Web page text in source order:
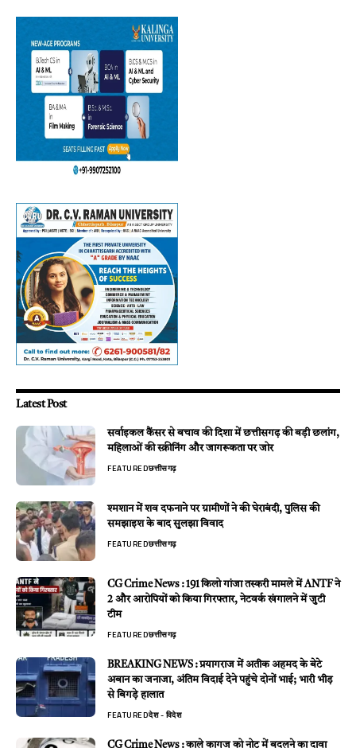
Latest Post
सर्वाइकल कैंसर से बचाव की दिशा में छत्तीसगढ़ की बड़ी छलांग,
महिलाओं की स्क्रीनिंग और जागरूकता पर जोर
FEATUREDछत्तीसगढ़
श्मशान में शव दफनाने पर ग्रामीणों ने की घेराबंदी, पुलिस की
समझाइश के बाद सुलझा विवाद
FEATUREDछत्तीसगढ़
CG Crime News : 191 किलो गांजा तस्करी मामले में ANTF ने
2 और आरोपियों को किया गिरफ्तार, नेटवर्क खंगालने में जुटी
टीम
FEATUREDछत्तीसगढ़
BREAKING NEWS : प्रयागराज में अतीक अहमद के बेटे
अबान का जनाजा, अंतिम विदाई देने पहुंचे दोनों भाई; भारी भीड़
से बिगड़े हालात
FEATUREDदेश - विदेश
CG Crime News : काले कागज को नोट में बदलने का दावा